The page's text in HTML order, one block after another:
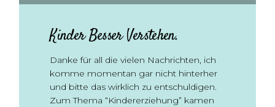
Kinder Besser Verstehen.
Danke für all die vielen Nachrichten, ich
komme momentan gar nicht hinterher
und bitte das wirklich zu entschuldigen.
Zum Thema “Kindererziehung” kamen